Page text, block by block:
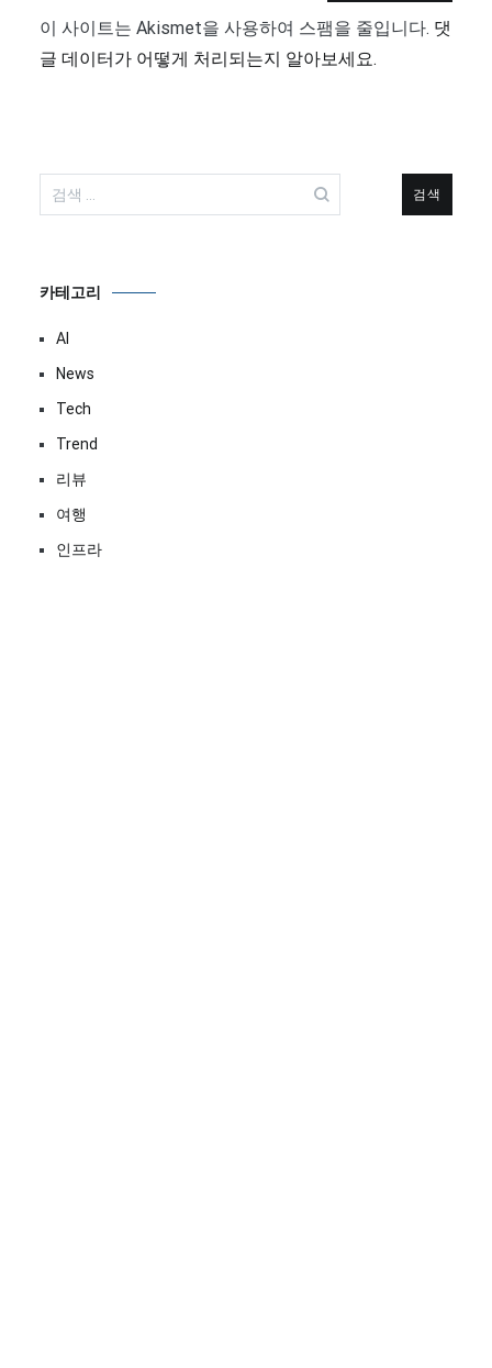
이 사이트는 Akismet을 사용하여 스팸을 줄입니다. 댓
글 데이터가 어떻게 처리되는지 알아보세요.
색:
카테고리
AI
News
Tech
Trend
리뷰
여행
인프라